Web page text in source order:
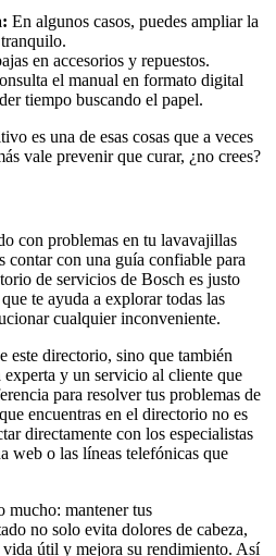
En algunos casos, puedes ampliar la
en accesorios y repuestos.
el manual en formato digital
tiempo buscando el papel.
es una de esas cosas que a veces
vale prevenir que curar, ¿no crees?
con problemas en tu lavavajillas
contar con una guía confiable para
de servicios de Bosch es justo
te ayuda a explorar todas las
cualquier inconveniente.
este directorio, sino que también
y un servicio al cliente que
para resolver tus problemas de
encuentras en el directorio no es
directamente con los especialistas
web o las líneas telefónicas que
mucho: mantener tus
no solo evita dolores de cabeza,
útil y mejora su rendimiento. Así